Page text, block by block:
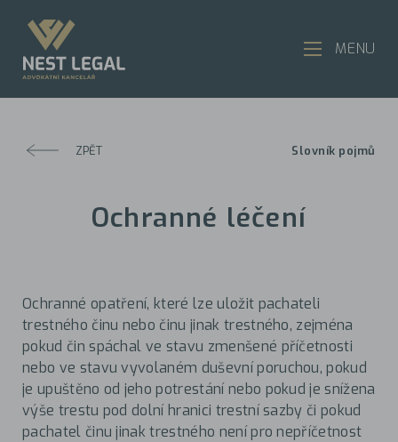
ZPĚT Slovník pojmů
Ochranné léčení
Ochranné opatření, které lze uložit pachateli
trestného činu nebo činu jinak trestného, zejména
pokud čin spáchal ve stavu zmenšené příčetnosti
nebo ve stavu vyvolaném duševní poruchou, pokud
je upuštěno od jeho potrestání nebo pokud je snížena
výše trestu pod dolní hranici trestní sazby či pokud
pachatel činu jinak trestného není pro nepříčetnost
MENU